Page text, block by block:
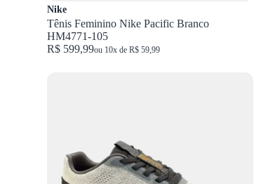
Nike
Tênis Feminino Nike Pacific Branco
HM4771-105
R$ 599,99ou 10x de R$ 59,99